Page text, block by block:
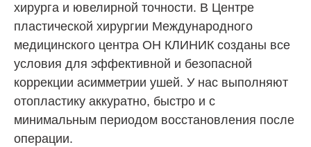
хирурга и ювелирной точности. В Центре
пластической хирургии Международного
медицинского центра ОН КЛИНИК созданы все
условия для эффективной и безопасной
коррекции асимметрии ушей. У нас выполняют
отопластику аккуратно, быстро и с
минимальным периодом восстановления после
операции.